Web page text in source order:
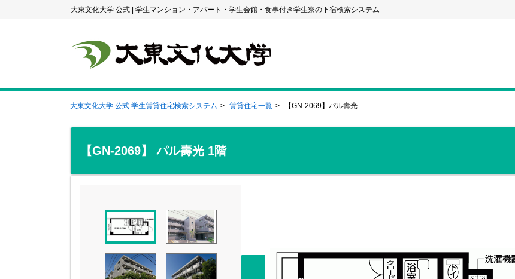
大東文化大学 公式 学生マンション・アパート・学生会館・食事付き学生寮の下宿検索システム
大東文化大学 公式 学生賃貸住宅検索システム 賃貸住宅一覧 【GN-2069】パル壽光
【GN-2069】 パル壽光 1階